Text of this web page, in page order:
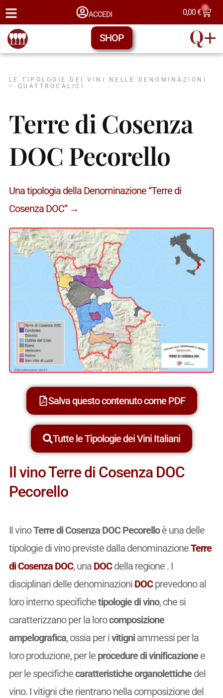
ACCEDI 0,00€ 0
SHOP
LE TIPOLOGIE DEI VINI NELLE DENOMINAZIONI
– QUATTROCALICI
Terre di Cosenza
DOC Pecorello
Una tipologia della Denominazione “Terre di
Cosenza DOC” →
Salva questo contenuto come PDF
Tutte le Tipologie dei Vini Italiani
Il vino Terre di Cosenza DOC
Pecorello
Il vinoTerre di Cosenza DOC Pecorelloè una delle
tipologie di vino previste dalla denominazioneTerre
di Cosenza DOC, una DOCdella regione . I
disciplinari delle denominazioni DOCprevedono al
loro interno specifichetipologie di vino, che si
caratterizzano per la lorocomposizione
ampelografica, ossia per ivitigniammessi per la
loro produzione, per le procedure di vinificazionee
per le specifichecaratteristiche organolettichedel
vino. I vitigni che rientrano nella composizione del